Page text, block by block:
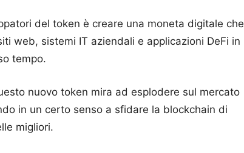
del token è creare una moneta digitale che
web, sistemi IT aziendali e applicazioni DeFi in
tempo.
nuovo token mira ad esplodere sul mercato
in un certo senso a sfidare la blockchain di
migliori.